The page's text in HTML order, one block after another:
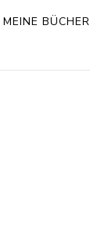
MEINE BÜCHER